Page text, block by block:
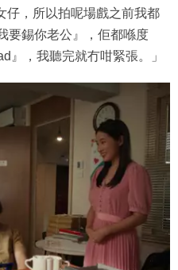
仔，所以拍呢場戲之前我都
要錫你老公』，佢都喺度
』，我聽完就冇咁緊張。」